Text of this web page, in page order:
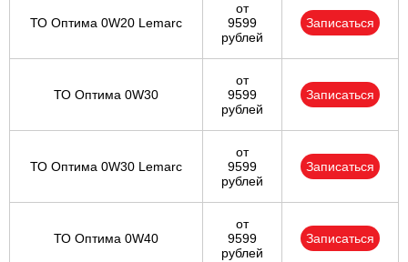
ТО Оптима 0W20 Lemarc
от
9599
рублей
Записаться
ТО Оптима 0W30
от
9599
рублей
Записаться
ТО Оптима 0W30 Lemarc
от
9599
рублей
Записаться
ТО Оптима 0W40
от
9599
рублей
Записаться